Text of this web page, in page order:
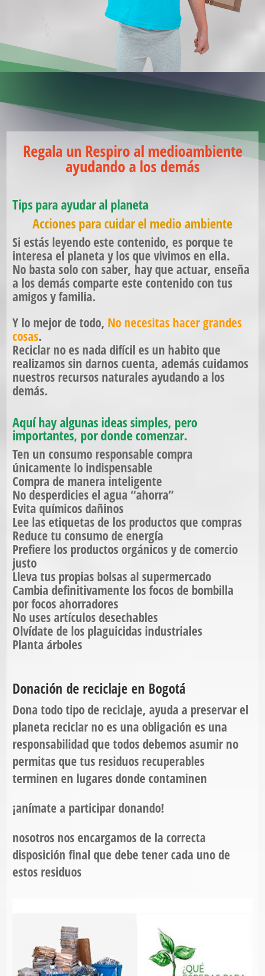
Regala un Respiro al medioambiente
ayudando a los demás
Tips para ayudar al planeta
Acciones para cuidar el medio ambiente
Si estás leyendo este contenido, es porque te
interesa el planeta y los que vivimos en ella.
No basta solo con saber, hay que actuar, enseña
a los demás comparte este contenido con tus
amigos y familia.
Y lo mejor de todo, No necesitas hacer grandes
cosas.
Reciclar no es nada difícil es un habito que
realizamos sin darnos cuenta, además cuidamos
nuestros recursos naturales ayudando a los
demás.
Aquí hay algunas ideas simples, pero
importantes, por donde comenzar.
Ten un consumo responsable compra
únicamente lo indispensable
Compra de manera inteligente
No desperdicies el agua “ahorra”
Evita químicos dañinos
Lee las etiquetas de los productos que compras
Reduce tu consumo de energía
Prefiere los productos orgánicos y de comercio
justo
Lleva tus propias bolsas al supermercado
Cambia definitivamente los focos de bombilla
por focos ahorradores
No uses artículos desechables
Olvídate de los plaguicidas industriales
Planta árboles
Donación de reciclaje en Bogotá
Dona todo tipo de reciclaje, ayuda a preservar el
planeta reciclar no es una obligación es una
responsabilidad que todos debemos asumir no
permitas que tus residuos recuperables
terminen en lugares donde contaminen
¡anímate a participar donando!
nosotros nos encargamos de la correcta
disposición final que debe tener cada uno de
estos residuos